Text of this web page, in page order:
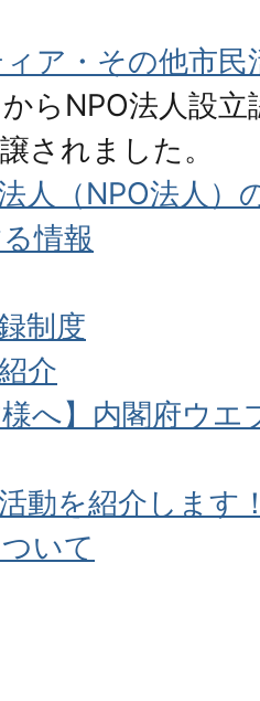
ア・その他市民
らNPO法人設
されました。
人（NPO法人）
情報
制度
介
様へ】内閣府ウ
動を紹介します
いて